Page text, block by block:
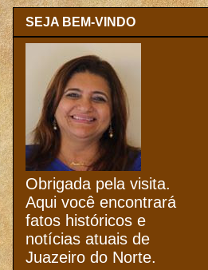
SEJA BEM-VINDO
Obrigada pela visita.
Aqui você encontrará
fatos históricos e
notícias atuais de
Juazeiro do Norte.